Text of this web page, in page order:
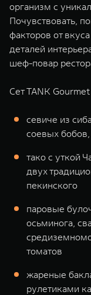
организм с
Почувствовать,
факторов от
деталей
шеф-повар
Сет TANK
севиче из
соевых
тако с уткой
двух
пекинского
паровые
осьминога,
томатов
жареные
рулетиками